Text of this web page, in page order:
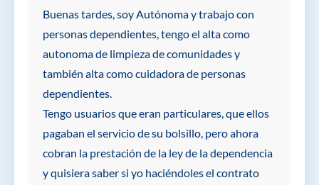
Buenas tardes, soy Autónoma y trabajo con
personas dependientes, tengo el alta como
autonoma de limpieza de comunidades y
también alta como cuidadora de personas
dependientes.
Tengo usuarios que eran particulares, que ellos
pagaban el servicio de su bolsillo, pero ahora
cobran la prestación de la ley de la dependencia
y quisiera saber si yo haciéndoles el contrato